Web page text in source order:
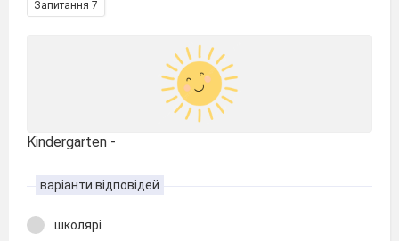
Запитання 7
Kindergarten -
варіанти відповідей
школярі